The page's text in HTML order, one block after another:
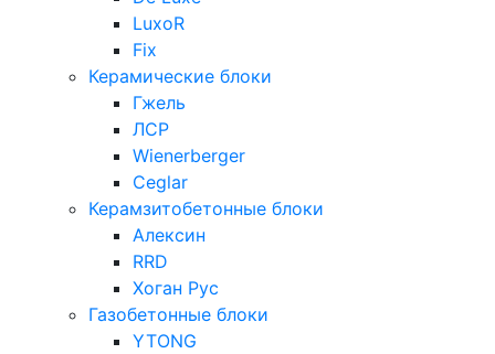
LuxoR
Fix
Керамические блоки
Гжель
ЛСР
Wienerberger
Ceglar
Керамзитобетонные блоки
Алексин
RRD
Хоган Рус
Газобетонные блоки
YTONG